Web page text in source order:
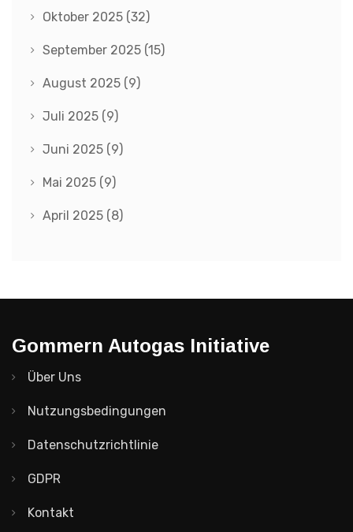
Oktober 2025 (32)
September 2025 (15)
August 2025 (9)
Juli 2025 (9)
Juni 2025 (9)
Mai 2025 (9)
April 2025 (8)
Gommern Autogas Initiative
Über Uns
Nutzungsbedingungen
Datenschutzrichtlinie
GDPR
Kontakt